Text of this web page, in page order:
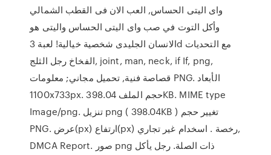
واى اليتى الحساس, العب الان فى القطب الشمالي
وأكل التوت في صب واى اليتى الحساس واليتى هو
الانسان الجليدى شخصية خيالية! لعبة 3d مع التحديات
الفخاخ رجل الثلج, joint, man, neck, if If, png,
قصاصة فنية, تحميل مجاني; معلومات PNG. الأبعاد
1100x733px. حجم الملف 398.04KB. MIME type
Image/png. تنزيل png ( 398.04KB ) تغيير حجم
PNG. عرض(px) ارتفاع(px) رخصة . اسخدام غير تجاري,
DMCA Report. صور png ذات الصلة. رجل يأكل